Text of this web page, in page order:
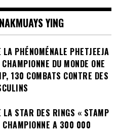
YING
LA PHÉNOMÉNALE PHETJEEJA
DU MONDE ONE
130 COMBATS CONTRE DES
LA STAR DES RINGS « STAMP
CHAMPIONNE A 300 000